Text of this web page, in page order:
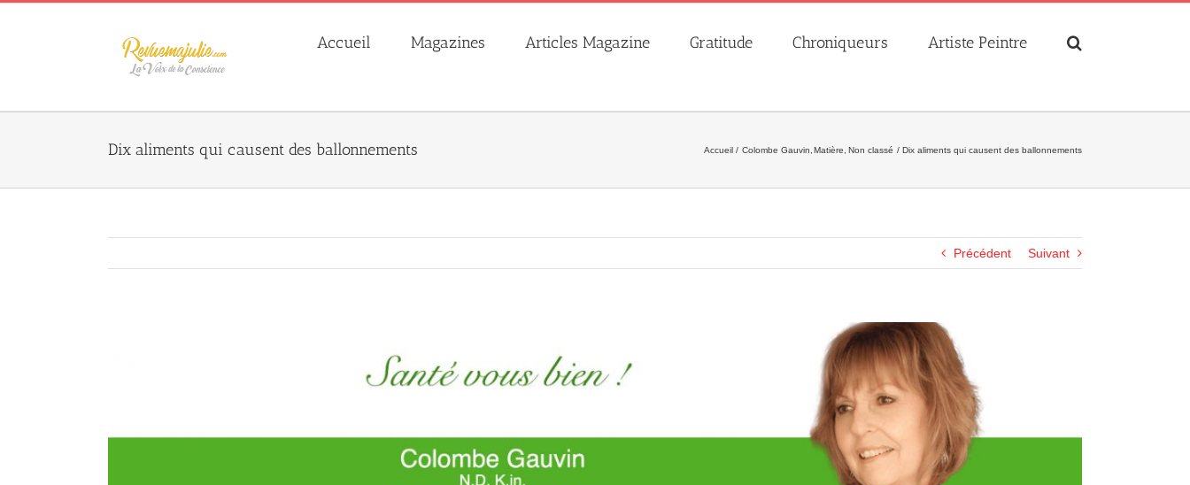
Skip
Accueil Magazines Articles Magazine Gratitude Chroniqueurs Artiste Peintre
Dix aliments qui causent des ballonnements Accueil Colombe Gauvin Matière Non classé Dix aliments qui causent des ballonnements
Précédent Suivant